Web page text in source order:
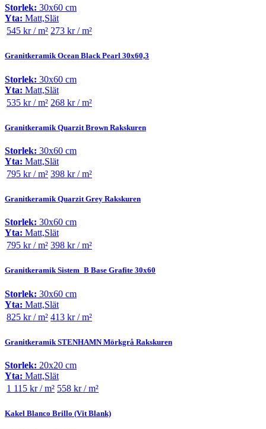
Storlek: 30x60 cm
Yta: Matt,Slät
545 kr / m² 273 kr / m²
Granitkeramik Ocean Black Pearl 30x60,3
Storlek: 30x60 cm
Yta: Matt,Slät
535 kr / m² 268 kr / m²
Granitkeramik Quarzit Brown Rakskuren
Storlek: 30x60 cm
Yta: Matt,Slät
795 kr / m² 398 kr / m²
Granitkeramik Quarzit Grey Rakskuren
Storlek: 30x60 cm
Yta: Matt,Slät
795 kr / m² 398 kr / m²
Granitkeramik Sistem_B Base Grafite 30x60
Storlek: 30x60 cm
Yta: Matt,Slät
825 kr / m² 413 kr / m²
Granitkeramik STENHAMN Mörkgrå Rakskuren
Storlek: 20x20 cm
Yta: Matt,Slät
1 115 kr / m² 558 kr / m²
Kakel Blanco Brillo (Vit Blank)